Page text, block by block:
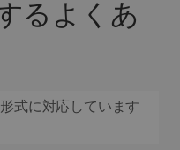
るよくあ
式に対応しています